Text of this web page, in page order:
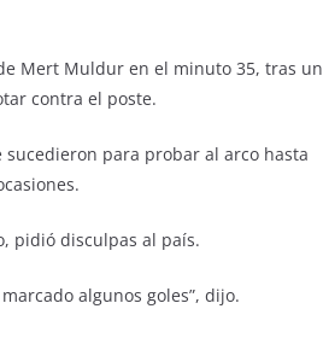
Mert Muldur en el minuto 35, tras un
contra el poste.
sucedieron para probar al arco hasta
pidió disculpas al país.
algunos goles”, dijo.